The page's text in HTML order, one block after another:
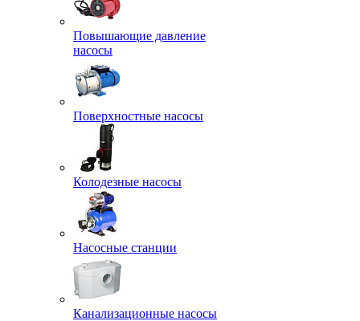
Повышающие давление
насосы
Поверхностные насосы
Колодезные насосы
Насосные станции
Канализационные насосы